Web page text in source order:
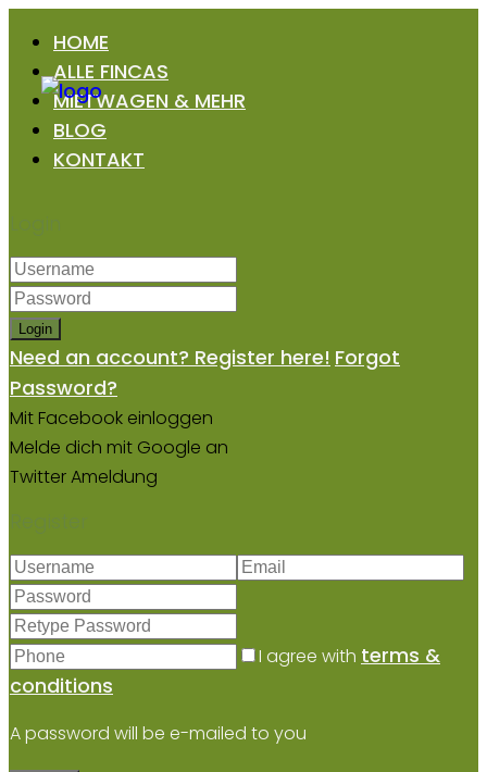
HOME
ALLE FINCAS
MIETWAGEN & MEHR
BLOG
KONTAKT
Login
Login
Need an account? Register here! Forgot
Password?
Mit Facebook einloggen
Melde dich mit Google an
Twitter Ameldung
Register
I agree with terms &
conditions
A password will be e-mailed to you